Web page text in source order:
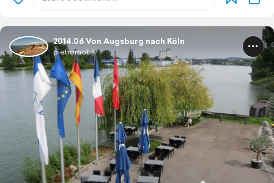
2014.06 Von Augsburg nach Köln
pietromobil